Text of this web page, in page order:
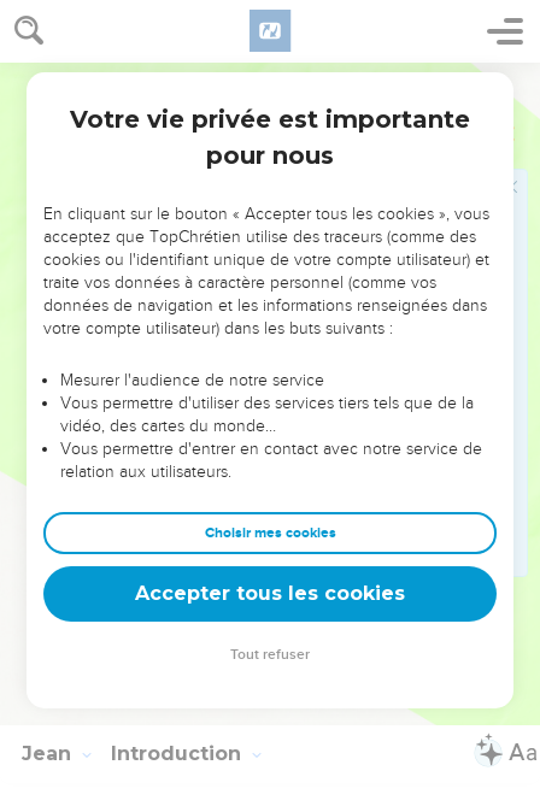
24
les prophètes, et dans les psaumes, fussent accomplies.
Alors il leur ouvrit l'intelligence pour entendre les
écritures.
Et il leur dit : Il est ainsi écrit ; et ainsi il fallait que le Christ
souffrît, et qu'il ressuscitât d'entre les morts le troisième jour,
prêchées en son nom à toutes les nations, en commençant
par Jérusalem.
Et vous, vous êtes témoins de ces choses ;
et voici, moi j'envoie sur vous la promesse de mon Père.
revêtus de puissance d'en haut.
Jésus monte au ciel
Et il les mena dehors jusqu'à Béthanie, et, levant ses
mains en haut, il les bénit.
Et il arriva qu'en les bénissant, il fut séparé d'eux, et fut
élevé dans le ciel.
Et eux, lui ayant rendu hommage, s'en retournèrent à
Jean Introduction
Votre vie privée est importante
pour nous
En cliquant sur le bouton « Accepter tous les cookies », vous
acceptez que TopChrétien utilise des traceurs (comme des
cookies ou l'identifiant unique de votre compte utilisateur) et
traite vos données à caractère personnel (comme vos
données de navigation et les informations renseignées dans
votre compte utilisateur) dans les buts suivants :
Mesurer l'audience de notre service
Vous permettre d'utiliser des services tiers tels que de la
vidéo, des cartes du monde…
Vous permettre d'entrer en contact avec notre service de
relation aux utilisateurs.
Choisir mes cookies
Accepter tous les cookies
Tout refuser